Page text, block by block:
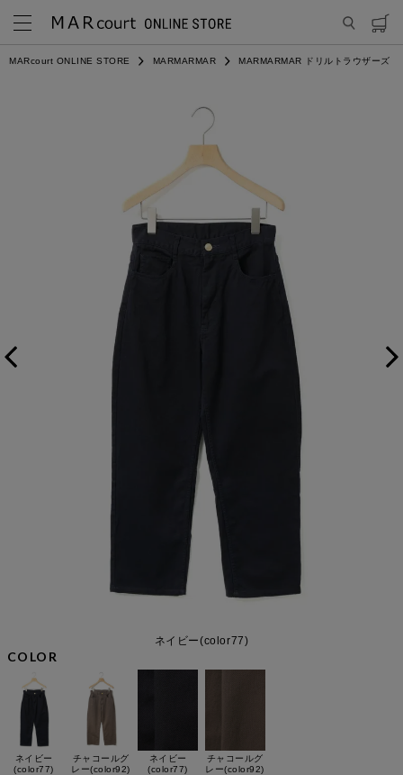
MARcourt ONLINE STORE MARMARMAR MARMARMAR ドリルトラウザーズ
ネイビー(color77)
COLOR
ネイビー
(color77)
チャコールグ
レー(color92)
ネイビー
(color77)
チャコールグ
レー(color92)